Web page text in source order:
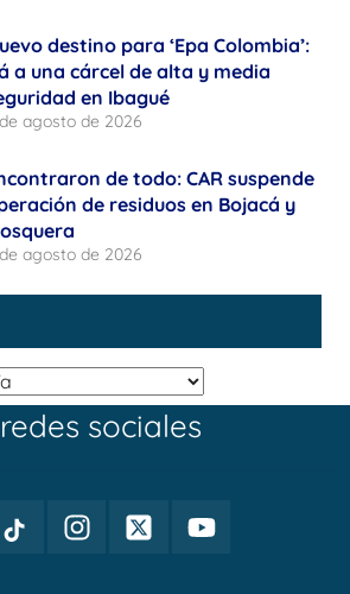
destino para ‘Epa Colombia’:
a una cárcel de alta y media
en Ibagué
agosto de 2026
de todo: CAR suspende
de residuos en Bojacá y
agosto de 2026
sociales
TikTok
Periodismo
InstagramTwitterYoutube